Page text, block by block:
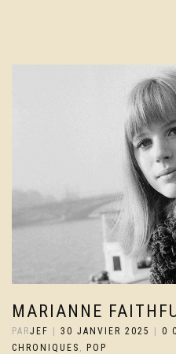
MARIANNE
PARJEF | 30 JANVIER 2025 | 0
CHRONIQUES
POP